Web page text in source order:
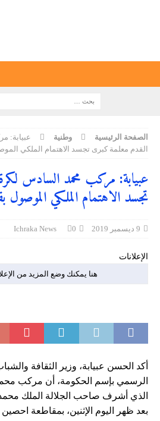
الصفحة الرئيسية وطنية
عبيابة:
القدم معلمة كبرى تجسد الاهتمام الملكي
عبيابة: مركب محمد السادس
تجسد الاهتمام الملكي الموصول
9 ديسمبر 2019 Ichraka News 0
الإعلانات
هنا يمكنك وضع المزيد من
أكد الحسن عبيابة، وزير الثقافة
الرسمي بإسم الحكومة، أن مركب
الذي أشرف صاحب الجلالة الملك
بعد ظهر اليوم الإثنين، بمقاطعة